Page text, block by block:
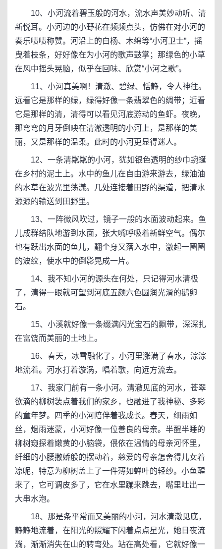
10、小河流着碧玉般的河水，流水声美妙动听、清
新悦耳。小河边的小野花在频频点头，仿佛在对小河的
奏乐啧啧称赞。河沿上的白杨、木绵等“小河卫士”，摇
曳着枝条，好好像在为小河的歌声鼓掌；那绿色的小草
在风中摇头晃脑，似乎在回味、欣赏“小河之歌”。
11、小河真美啊！清澈、碧绿、恬静，令人神往。
远看它是那样的绿，绿得好像一条翡翠色的绸带；近看
它是那样的清，清得可以看见河底游动的鱼虾。夜晚，
那弯弯的月牙倒映在清澈透明的小河上，是那样的美
丽，又是那样的温柔。此时的小河更显得迷人。
12、一条清粼粼的小河，犹如银色透明的纱巾蜿蜒
在乡村的泥土上。水中的鱼儿在自由游来游去，绿油油
的水草在波光里荡漾。几处连接着田野的渠道，把清水
源源的输送到田野里。
13、一阵微风吹过，镜子一般的水面波动起来。鱼
儿成群结队地游到水面，张大嘴呼吸着新鲜空气。偶尔
也有跃出水面的鱼儿，翻个身又落入水中，激起一圈圈
的波纹，使水中的倒影晃成一片。
14、我不知小河的源头在何处，只记得河水清极
了，清得一眼就可望到河底五颜六色圆润光滑的鹅卵
石。
15、小溪就好像一条缀满闪光宝石的飘带，深深扎
在富饶而美丽的土地上。
16、春天，冰雪融化了，小河里涨满了春水，淙淙
地流着。河水打着漩涡，唱着歌，向远方流去。
17、我家门前有一条小河。清澈见底的河水，苍翠
欲滴的柳树装点着我们的家乡，也融进了我神秘、多彩
的童年梦。四季的小河陪伴着我成长。春天，细雨如
丝，烟雨迷蒙，小河好像一位善良的母亲。半醒半睡的
柳树窥探着嫩黄的小脑袋，偎依在温情的母亲河怀里，
纤细的小腰撒娇般的摆动着，慈爱的母亲怎舍得儿女着
凉呢，特意为柳树盖上了一件薄如蝉叶的轻纱。小鱼醒
来了，它可调皮多了，它在水里蹦来跳去，嘴里吐出一
大串水泡。
18、那是条平常而又美丽的小河，河水清澈见底，
静静地流着，在阳光的照耀下闪着点点星光，她日夜流
淌，渐渐消失在山的转弯处。站在高处看，它就好像一